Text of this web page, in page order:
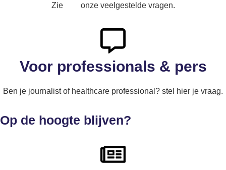
Zie onze veelgestelde vragen.
Voor professionals & pers
Ben je journalist of healthcare professional? stel hier je vraag.
Op de hoogte blijven?